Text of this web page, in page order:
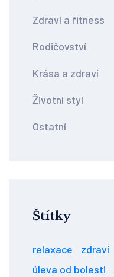
Zdraví a fitness
Rodičovství
Krása a zdraví
Životní styl
Ostatní
Štítky
relaxace zdraví
úleva od bolesti